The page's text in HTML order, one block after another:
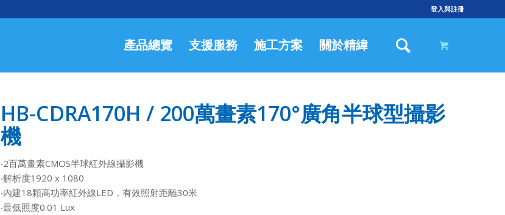
登入與註冊
產品總覽 支援服務 施工方案 關於精緯
HB-CDRA170H / 200萬畫素170°廣角半球型攝影
機
‧2百萬畫素CMOS半球紅外線攝影機
‧解析度1920 x 1080
‧內建18顆高功率紅外線LED，有效照射距離30米
‧最低照度0.01 Lux